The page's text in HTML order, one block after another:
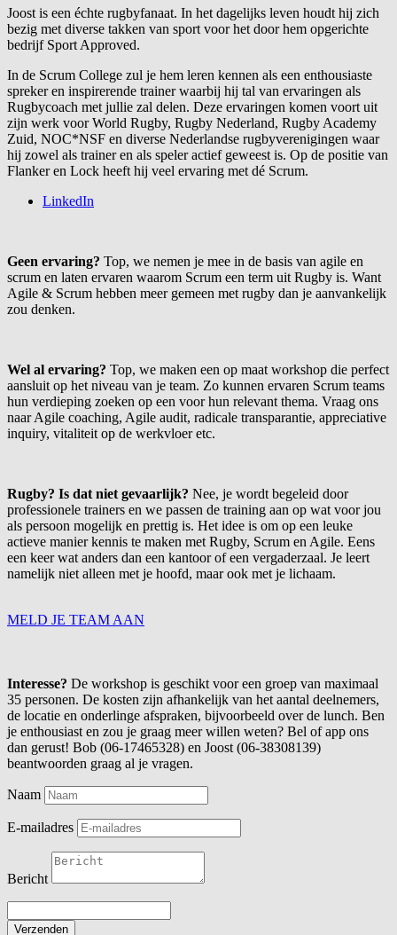
Joost is een échte rugbyfanaat. In het dagelijks leven houdt hij zich
bezig met diverse takken van sport voor het door hem opgerichte
bedrijf Sport Approved.
In de Scrum College zul je hem leren kennen als een enthousiaste
spreker en inspirerende trainer waarbij hij tal van ervaringen als
Rugbycoach met jullie zal delen. Deze ervaringen komen voort uit
zijn werk voor World Rugby, Rugby Nederland, Rugby Academy
Zuid, NOC*NSF en diverse Nederlandse rugbyverenigingen waar
hij zowel als trainer en als speler actief geweest is. Op de positie van
Flanker en Lock heeft hij veel ervaring met dé Scrum.
LinkedIn
Geen ervaring? Top, we nemen je mee in de basis van agile en
scrum en laten ervaren waarom Scrum een term uit Rugby is. Want
Agile & Scrum hebben meer gemeen met rugby dan je aanvankelijk
zou denken.
Wel al ervaring? Top, we maken een op maat workshop die perfect
aansluit op het niveau van je team. Zo kunnen ervaren Scrum teams
hun verdieping zoeken op een voor hun relevant thema. Vraag ons
naar Agile coaching, Agile audit, radicale transparantie, appreciative
inquiry, vitaliteit op de werkvloer etc.
Rugby? Is dat niet gevaarlijk? Nee, je wordt begeleid door
professionele trainers en we passen de training aan op wat voor jou
als persoon mogelijk en prettig is. Het idee is om op een leuke
actieve manier kennis te maken met Rugby, Scrum en Agile. Eens
een keer wat anders dan een kantoor of een vergaderzaal. Je leert
namelijk niet alleen met je hoofd, maar ook met je lichaam.
MELD JE TEAM AAN
Interesse? De workshop is geschikt voor een groep van maximaal
35 personen. De kosten zijn afhankelijk van het aantal deelnemers,
de locatie en onderlinge afspraken, bijvoorbeeld over de lunch. Ben
je enthousiast en zou je graag meer willen weten? Bel of app ons
dan gerust! Bob (06-17465328) en Joost (06-38308139)
beantwoorden graag al je vragen.
Naam
E-mailadres
Bericht
Verzenden